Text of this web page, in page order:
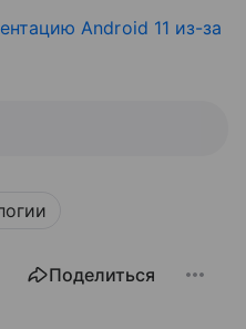
Android 11 из-за
Поделиться